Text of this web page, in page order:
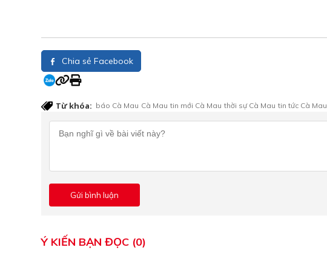
Chia sẻ Facebook
Từ khóa: báo Cà Mau Cà Mau tin mới Cà Mau thời sự Cà Mau tin tức Cà Mau
Ý KIẾN BẠN ĐỌC (0)